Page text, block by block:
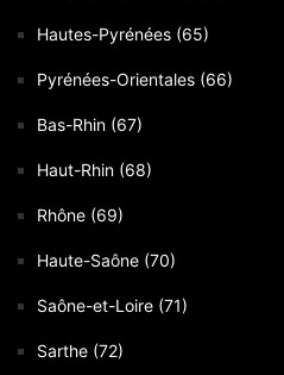
Hautes-Pyrénées (65)
Pyrénées-Orientales (66)
Bas-Rhin (67)
Haut-Rhin (68)
Rhône (69)
Haute-Saône (70)
Saône-et-Loire (71)
Sarthe (72)